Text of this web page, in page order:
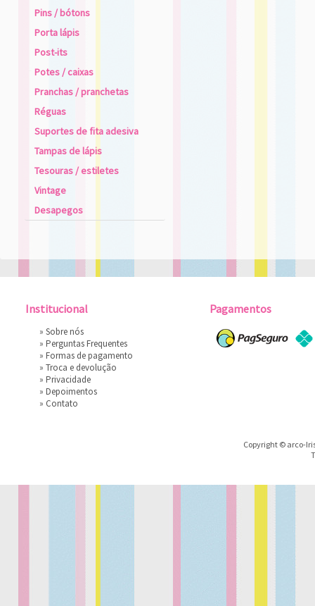
Pins / bótons
Porta lápis
Post-its
Potes / caixas
Pranchas / pranchetas
Réguas
Suportes de fita adesiva
Tampas de lápis
Tesouras / estiletes
Vintage
Desapegos
Institucional
» Sobre nós
» Perguntas Frequentes
» Formas de pagamento
» Troca e devolução
» Privacidade
» Depoimentos
» Contato
Pagamentos
Copyright © arco-